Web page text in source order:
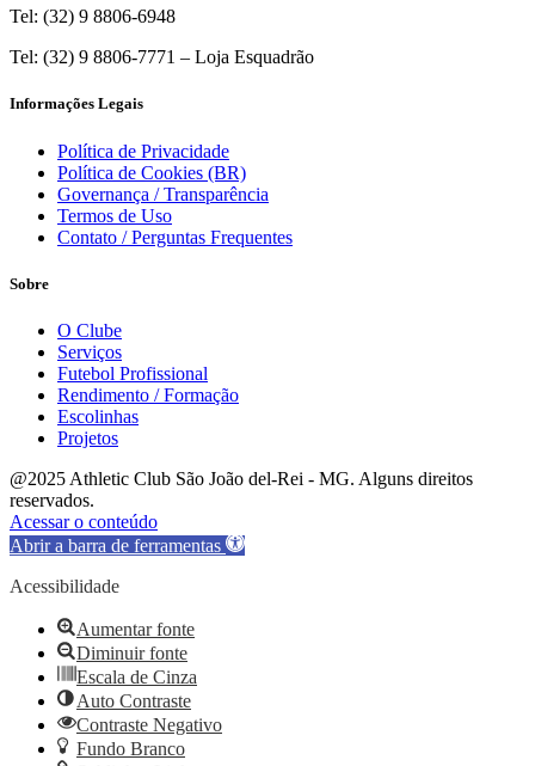
Tel: (32) 9 8806-6948
Tel: (32) 9 8806-7771 – Loja Esquadrão
Informações Legais
Política de Privacidade
Política de Cookies (BR)
Governança / Transparência
Termos de Uso
Contato / Perguntas Frequentes
Sobre
O Clube
Serviços
Futebol Profissional
Rendimento / Formação
Escolinhas
Projetos
@2025 Athletic Club São João del-Rei - MG. Alguns direitos
reservados.
Acessar o conteúdo
Abrir a barra de ferramentas
Acessibilidade
Aumentar fonte
Diminuir fonte
Escala de Cinza
Auto Contraste
Contraste Negativo
Fundo Branco